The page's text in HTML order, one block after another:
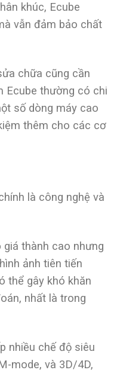
khúc, Ecube
vẫn đảm bảo chất
chữa cũng cần
Ecube thường có chi
số dòng máy cao
thêm cho các cơ
là công nghệ và
thành cao nhưng
ảnh tiên tiến
thể gây khó khăn
nhất là trong
nhiều chế độ siêu
mode, và 3D/4D,